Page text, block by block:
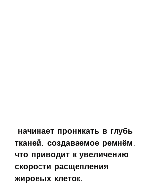
тканей, создаваемое ремнём,
что приводит к увеличению
скорости расщепления
жировых клеток.